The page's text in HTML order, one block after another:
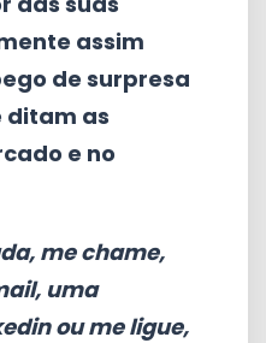
assim
de surpresa
ditam as
e no
me chame,
uma
ou me ligue,